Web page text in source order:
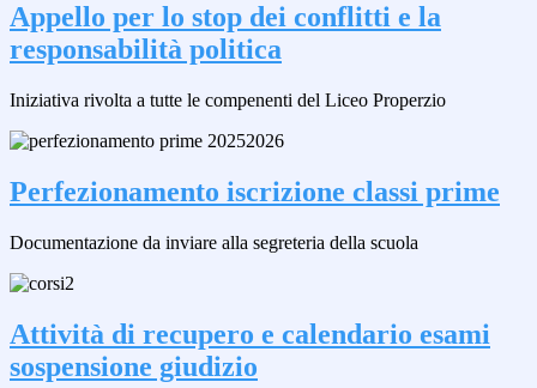
Appello per lo stop dei conflitti e la
responsabilità politica
Iniziativa rivolta a tutte le compenenti del Liceo Properzio
Perfezionamento iscrizione classi prime
Documentazione da inviare alla segreteria della scuola
Attività di recupero e calendario esami
sospensione giudizio